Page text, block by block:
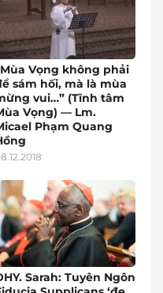
Vọng không phải
sám hối, mà là mùa
vui…” (Tĩnh tâm
Vọng) — Lm.
Phạm Quang
Sarah: Tuyên Ngôn